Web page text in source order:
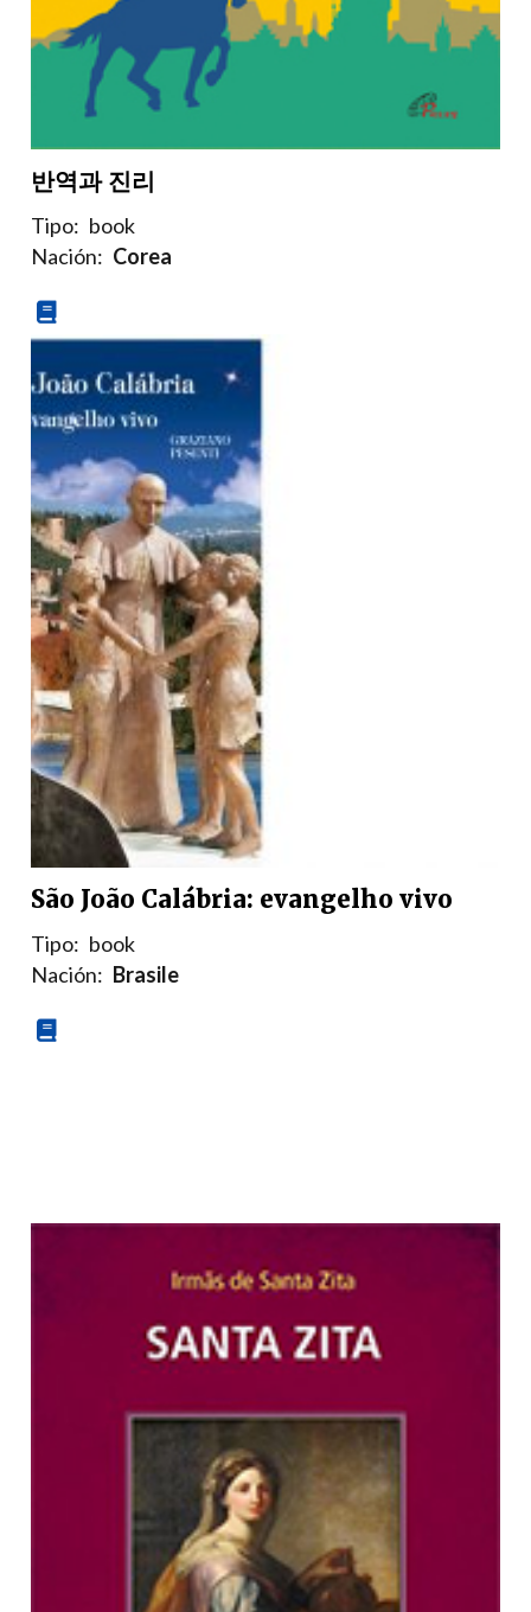
반역과 진리
Tipo: book
Nación: Corea
São João Calábria: evangelho vivo
Tipo: book
Nación: Brasile